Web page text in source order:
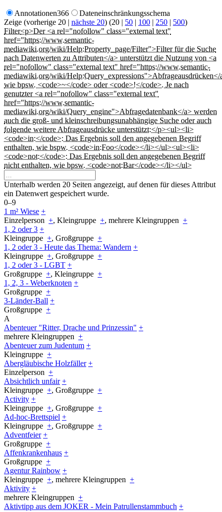
Annotationen366
Dateneinschränkungsschema
Zeige (vorherige 20 | nächste 20) (20 | 50 | 100 | 250 | 500)
Filter<p>Der <a rel="nofollow" class="external text"
href="https://www.semantic-
mediawiki.org/wiki/Help:Property_page/Filter">Filter für die Suche
nach Datenwerten zu Attributen</a> unterstützt die Nutzung von <a
rel="nofollow" class="external text" href="https://www.semantic-
mediawiki.org/wiki/Help:Query_expressions">Abfrageausdrücken</
wie bpsw. <code>~</code> oder <code>!</code>. Je nach
genutzter <a rel="nofollow" class="external text"
href="https://www.semantic-
mediawiki.org/wiki/Query_engine">Abfragedatenbank</a> werden
auch die groß- und kleinschreibungsunabhängige Suche oder auch
folgende weitere Abfrageausdrücke unterstützt:</p><ul><li>
<code>in:</code>: Das Ergebnis soll den angegebenen Begriff
enthalten, wie bspw. <code>in:Foo</code></li></ul><ul><li>
<code>not:</code>: Das Ergebnis soll den angegebenen Begriff
nicht enthalten, wie bpsw. <code>not:Bar</code></li></ul>
Unterhalb werden 20 Seiten angezeigt, auf denen für dieses Attribut
ein Datenwert gespeichert wurde.
0–9
1 m² Wiese +
Einzelperson +, Kleingruppe +, mehrere Kleingruppen +
1, 2 oder 3 +
Kleingruppe +, Großgruppe +
1, 2 oder 3 - Heute das Thema: Wandern +
Kleingruppe +, Großgruppe +
1, 2 oder 3 - LGBT +
Großgruppe +, Kleingruppe +
1, 2, 3 - Weberknoten +
Großgruppe +
3-Länder-Ball +
Großgruppe +
A
Abenteuer "Ritter, Drache und Prinzessin" +
mehrere Kleingruppen +
Abenteuer zum Judentum +
Kleingruppe +
Abergläubische Holzfäller +
Einzelperson +
Absichtlich unfair +
Kleingruppe +, Großgruppe +
Activity +
Kleingruppe +, Großgruppe +
Ad-hoc-Brettspiel +
Kleingruppe +, Großgruppe +
Adventfeier +
Großgruppe +
Affenkrankenhaus +
Großgruppe +
Agentur Rainbow +
Kleingruppe +, mehrere Kleingruppen +
Aktivity +
mehrere Kleingruppen +
Aktivtipp aus dem JOKER - Mein Patrullenstammbuch +